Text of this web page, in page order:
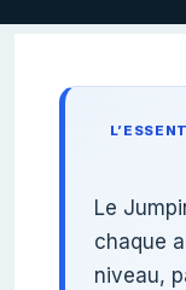
Le
chaque
niveau,